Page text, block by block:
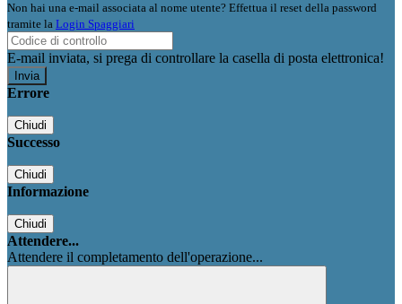
Non hai una e-mail associata al nome utente? Effettua il reset della password
tramite la Login Spaggiari
E-mail inviata, si prega di controllare la casella di posta elettronica!
Errore
Chiudi
Successo
Chiudi
Informazione
Chiudi
Attendere...
Attendere il completamento dell'operazione...